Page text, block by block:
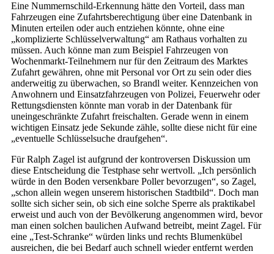
Eine Nummernschild-Erkennung hätte den Vorteil, dass man
Fahrzeugen eine Zufahrtsberechtigung über eine Datenbank in
Minuten erteilen oder auch entziehen könnte, ohne eine
„komplizierte Schlüsselverwaltung“ am Rathaus vorhalten zu
müssen. Auch könne man zum Beispiel Fahrzeugen von
Wochenmarkt-Teilnehmern nur für den Zeitraum des Marktes
Zufahrt gewähren, ohne mit Personal vor Ort zu sein oder dies
anderweitig zu überwachen, so Brandl weiter. Kennzeichen von
Anwohnern und Einsatzfahrzeugen von Polizei, Feuerwehr oder
Rettungsdiensten könnte man vorab in der Datenbank für
uneingeschränkte Zufahrt freischalten. Gerade wenn in einem
wichtigen Einsatz jede Sekunde zähle, sollte diese nicht für eine
„eventuelle Schlüsselsuche draufgehen“.
Für Ralph Zagel ist aufgrund der kontroversen Diskussion um
diese Entscheidung die Testphase sehr wertvoll. „Ich persönlich
würde in den Boden versenkbare Poller bevorzugen“, so Zagel,
„schon allein wegen unserem historischen Stadtbild“. Doch man
sollte sich sicher sein, ob sich eine solche Sperre als praktikabel
erweist und auch von der Bevölkerung angenommen wird, bevor
man einen solchen baulichen Aufwand betreibt, meint Zagel. Für
eine „Test-Schranke“ würden links und rechts Blumenkübel
ausreichen, die bei Bedarf auch schnell wieder entfernt werden